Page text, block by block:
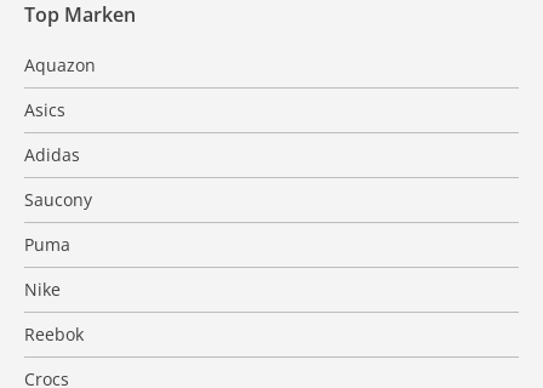
Top Marken
Aquazon
Asics
Adidas
Saucony
Puma
Nike
Reebok
Crocs